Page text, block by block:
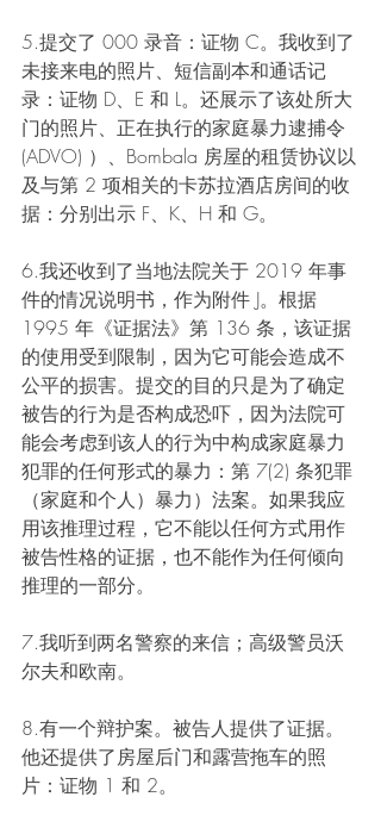
5.提交了 000 录音：证物 C。我收到了
未接来电的照片、短信副本和通话记
录：证物 D、E 和 L。还展示了该处所大
门的照片、正在执行的家庭暴力逮捕令
(ADVO) ）、Bombala 房屋的租赁协议以
及与第 2 项相关的卡苏拉酒店房间的收
据：分别出示 F、K、H 和 G。
6.我还收到了当地法院关于 2019 年事
件的情况说明书，作为附件 J。根据
1995 年《证据法》第 136 条，该证据
的使用受到限制，因为它可能会造成不
公平的损害。提交的目的只是为了确定
被告的行为是否构成恐吓，因为法院可
能会考虑到该人的行为中构成家庭暴力
犯罪的任何形式的暴力：第 7(2) 条犯罪
（家庭和个人）暴力）法案。如果我应
用该推理过程，它不能以任何方式用作
被告性格的证据，也不能作为任何倾向
推理的一部分。
7.我听到两名警察的来信；高级警员沃
尔夫和欧南。
8.有一个辩护案。被告人提供了证据。
他还提供了房屋后门和露营拖车的照
片：证物 1 和 2。